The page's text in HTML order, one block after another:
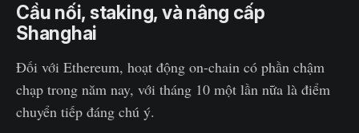
Cầu nối, staking, và nâng cấp
Shanghai
Đối với Ethereum, hoạt động on-chain có phần chậm
chạp trong năm nay, với tháng 10 một lần nữa là điểm
chuyển tiếp đáng chú ý.